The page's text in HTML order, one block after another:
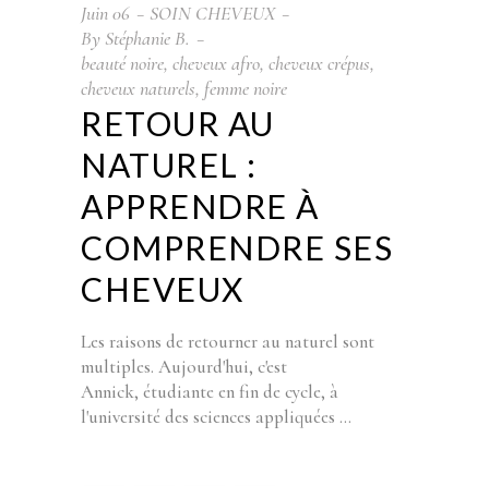
Juin06
SOIN CHEVEUX
By Stéphanie B.
beauté noire, cheveux afro, cheveux crépus,
cheveux naturels, femme noire
RETOUR AU
NATUREL :
APPRENDRE À
COMPRENDRE SES
CHEVEUX
Les raisons de retourner au naturel sont
multiples. Aujourd'hui, c'est
Annick, étudiante en fin de cycle, à
l'université des sciences appliquées